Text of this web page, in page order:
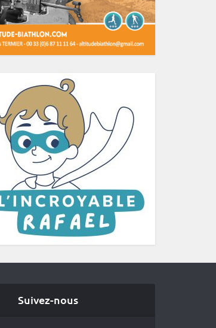
Suivez-nous